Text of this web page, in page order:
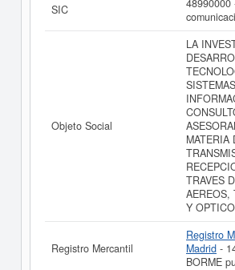
PLUS-QUAM I MAS D SISTEMAS DE
acceder inmediatamente a
ampliadode PLUS-QUAM I MAS D
INFORMACION SL y consultar los
años de actividad, así como los
resultados disponibles.
La última actualización del informe de
realizado el 27/01/2025.
SIC
48990000
Objeto Social
LA
MATERIA
TRAVES
AEREOS,
Y
Registro Mercantil
Registro
Madrid -
BORME